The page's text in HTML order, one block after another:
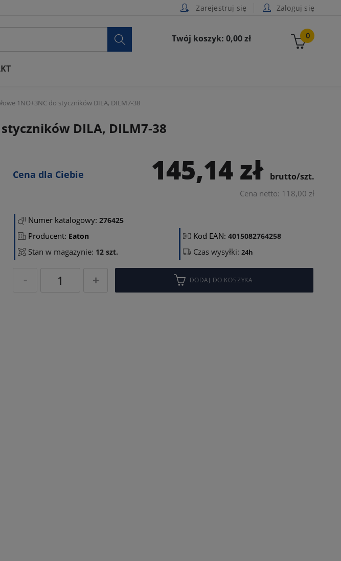
Zarejestruj się Zaloguj się
0
Twój koszyk: 0,00 zł

1NO+3NC do styczników DILA, DILM7-38
DILA, DILM7-38
Cena dla Ciebie 145,14 zł brutto/szt.
Cena netto: 118,00 zł
Numer katalogowy: 276425
Producent: Eaton Kod EAN:4015082764258
Stan w magazynie: 12 szt. Czas wysyłki:24h
DODAJ DO KOSZYKA